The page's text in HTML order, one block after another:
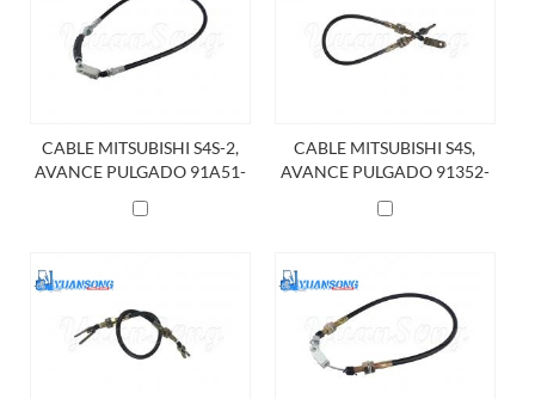
CABLE MITSUBISHI S4S-2,
AVANCE PULGADO 91A51-
CABLE MITSUBISHI S4S,
AVANCE PULGADO 91352-